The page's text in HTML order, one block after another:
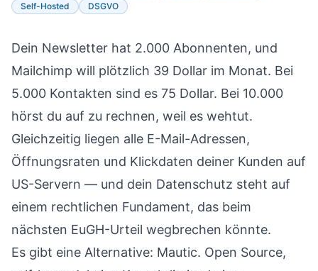
Self-Hosted
DSGVO
Dein Newsletter hat 2.000 Abonnenten, und
Mailchimp will plötzlich 39 Dollar im Monat. Bei
5.000 Kontakten sind es 75 Dollar. Bei 10.000
hörst du auf zu rechnen, weil es wehtut.
Gleichzeitig liegen alle E-Mail-Adressen,
Öffnungsraten und Klickdaten deiner Kunden auf
US-Servern — und dein Datenschutz steht auf
einem rechtlichen Fundament, das beim
nächsten EuGH-Urteil wegbrechen könnte.
Es gibt eine Alternative: Mautic. Open Source,